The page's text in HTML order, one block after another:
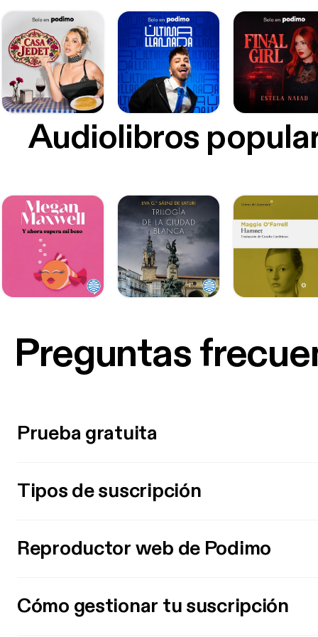
Audiolibros
Preguntas
Prueba gratuita
Tipos de suscripción
Reproductor web de Podimo
Cómo gestionar tu suscripción